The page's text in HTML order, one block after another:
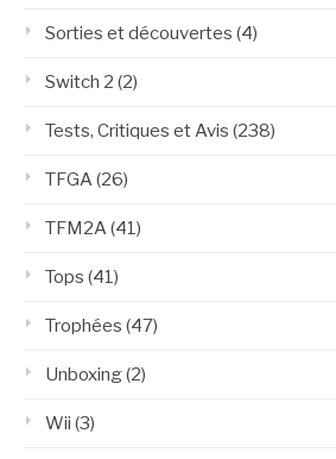
Sorties et découvertes (4)
Switch 2 (2)
Tests, Critiques et Avis (238)
TFGA(26)
TFM2A(41)
Tops (41)
Trophées (47)
Unboxing(2)
Wii (3)